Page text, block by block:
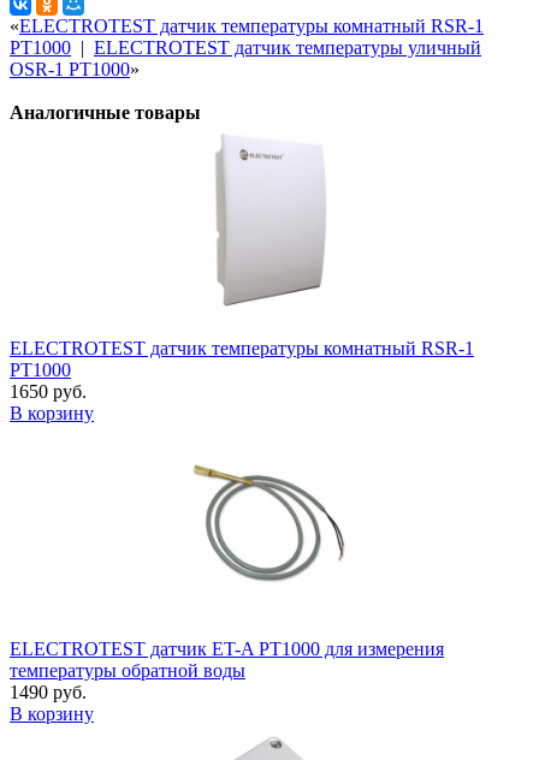
«ELECTROTEST датчик температуры комнатный RSR-1
PT1000 | ELECTROTEST датчик температуры уличный
OSR-1 PT1000»
Аналогичные товары
ELECTROTEST датчик температуры комнатный RSR-1
PT1000
1650 руб.
В корзину
ELECTROTEST датчик ET-A PT1000 для измерения
температуры обратной воды
1490 руб.
В корзину